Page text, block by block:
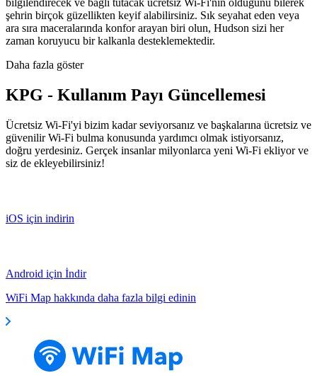
bilgilendirecek ve bağlı tutacak ücretsiz Wi-Fi'nin olduğunu bilerek
şehrin birçok güzellikten keyif alabilirsiniz. Sık seyahat eden veya
ara sıra maceralarında konfor arayan biri olun, Hudson sizi her
zaman koruyucu bir kalkanla desteklemektedir.
Daha fazla göster
KPG - Kullanım Payı Güncellemesi
Ücretsiz Wi-Fi'yi bizim kadar seviyorsanız ve başkalarına ücretsiz ve
güvenilir Wi-Fi bulma konusunda yardımcı olmak istiyorsanız,
doğru yerdesiniz. Gerçek insanlar milyonlarca yeni Wi-Fi ekliyor ve
siz de ekleyebilirsiniz!
iOS için indirin
Android için İndir
WiFi Map hakkında daha fazla bilgi edinin